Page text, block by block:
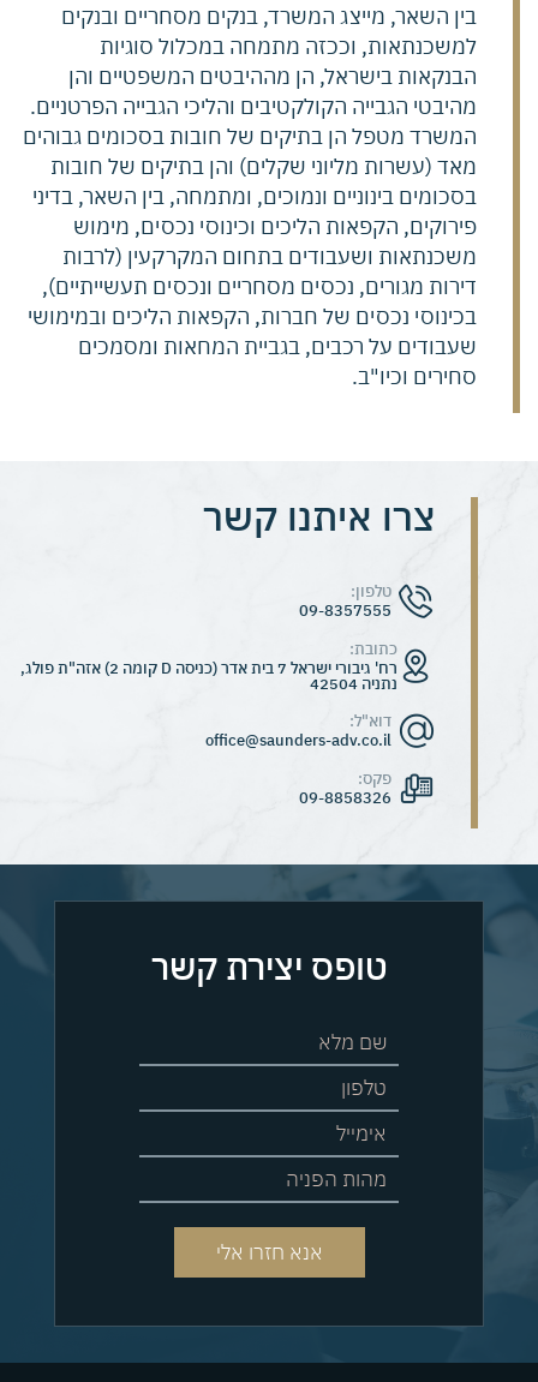
בין השאר, מייצג המשרד, בנקים מסחריים ובנקים
למשכנתאות, וככזה מתמחה במכלול סוגיות
הבנקאות בישראל, הן מההיבטים המשפטיים והן
מהיבטי הגבייה הקולקטיבים והליכי הגבייה הפרטניים.
המשרד מטפל הן בתיקים של חובות בסכומים גבוהים
מאד (עשרות מליוני שקלים) והן בתיקים של חובות
בסכומים בינוניים ונמוכים, ומתמחה, בין השאר, בדיני
פירוקים, הקפאות הליכים וכינוסי נכסים, מימוש
משכנתאות ושעבודים בתחום המקרקעין (לרבות
דירות מגורים, נכסים מסחריים ונכסים תעשייתיים),
בכינוסי נכסים של חברות, הקפאות הליכים ובמימושי
שעבודים על רכבים, בגביית המחאות ומסמכים
סחירים וכיו"ב.
צרו איתנו קשר
טופס יצירת קשר